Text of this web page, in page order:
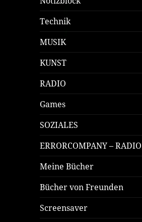
Technik
MUSIK
KUNST
RADIO
Games
SOZIALES
ERRORCOMPANY – RADIO
Meine Bücher
Bücher von Freunden
Screensaver